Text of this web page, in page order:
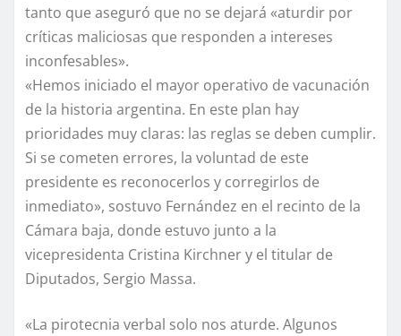
tanto que aseguró que no se dejará «aturdir por
críticas maliciosas que responden a intereses
inconfesables».
«Hemos iniciado el mayor operativo de vacunación
de la historia argentina. En este plan hay
prioridades muy claras: las reglas se deben cumplir.
Si se cometen errores, la voluntad de este
presidente es reconocerlos y corregirlos de
inmediato», sostuvo Fernández en el recinto de la
Cámara baja, donde estuvo junto a la
vicepresidenta Cristina Kirchner y el titular de
Diputados, Sergio Massa.
«La pirotecnia verbal solo nos aturde. Algunos